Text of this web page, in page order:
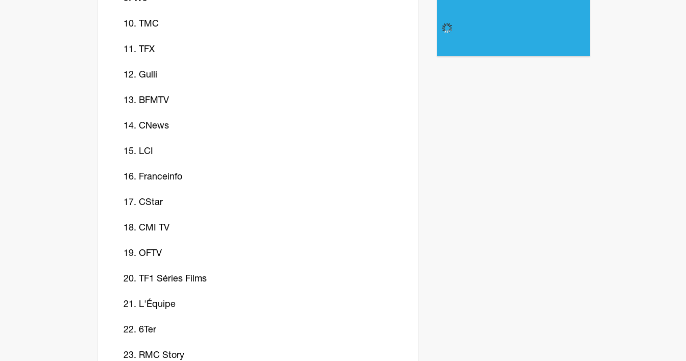
10. TMC
11. TFX
12. Gulli
13. BFMTV
14. CNews
15. LCI
16. Franceinfo
17. CStar
18. CMI TV
19. OFTV
20. TF1 Séries Films
21. L'Équipe
22. 6Ter
23. RMC Story